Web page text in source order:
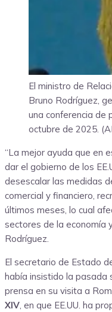
El ministro de
Bruno Rodríguez,
una conferencia de
octubre de 2025.
“La mejor ayuda que en
dar el gobierno de los
desescalar las medidas
comercial y financiero,
últimos meses, lo cual
sectores de la economía
Rodríguez.
El secretario de Estado
había insistido la pasada
prensa en su visita a
XIV, en que EE.UU. ha